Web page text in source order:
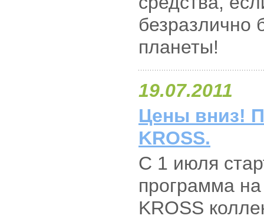
безразлично
планеты!
19.07.2011
Цены вниз!
KROSS.
С 1 июля
программа
KROSS